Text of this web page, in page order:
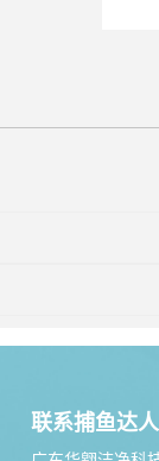
联系捕鱼达人